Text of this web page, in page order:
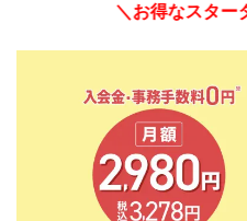
＼お得なスター